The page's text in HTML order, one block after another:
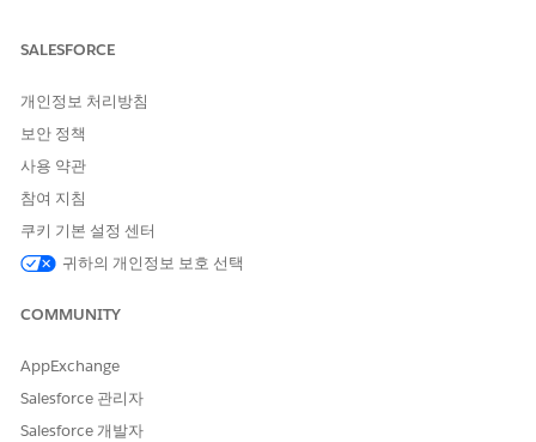
SALESFORCE
개인정보 처리방침
보안 정책
사용 약관
참여 지침
쿠키 기본 설정 센터
귀하의 개인정보 보호 선택
COMMUNITY
AppExchange
Salesforce 관리자
Salesforce 개발자